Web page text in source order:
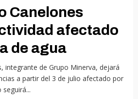
Canelones
afectado
de agua
integrante de Grupo Minerva, dejará
a partir del 3 de julio afectado por